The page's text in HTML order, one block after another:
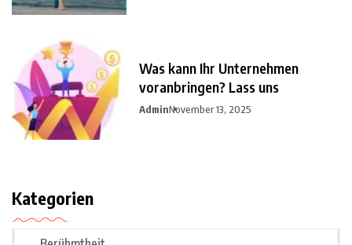
Was kann Ihr Unternehmen
voranbringen? Lass uns
AdminNovember 13, 2025
Kategorien